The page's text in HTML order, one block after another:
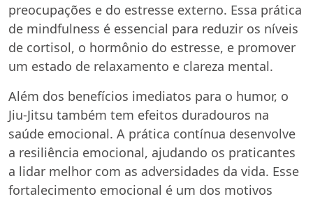
preocupações e do estresse externo. Essa prática
de mindfulness é essencial para reduzir os níveis
de cortisol, o hormônio do estresse, e promover
um estado de relaxamento e clareza mental.
Além dos benefícios imediatos para o humor, o
Jiu-Jitsu também tem efeitos duradouros na
saúde emocional. A prática contínua desenvolve
a resiliência emocional, ajudando os praticantes
a lidar melhor com as adversidades da vida. Esse
fortalecimento emocional é um dos motivos